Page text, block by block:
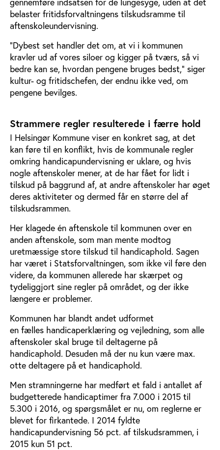
belaster fritidsforvaltningens tilskudsramme til
aftenskoleundervisning.
”Dybest set handler det om, at vi i kommunen
kravler ud af vores siloer og kigger på tværs, så vi
bedre kan se, hvordan pengene bruges bedst,” siger
kultur- og fritidschefen, der endnu ikke ved, om
pengene bevilges.
Strammere regler resulterede i færre hold
I Helsingør Kommune viser en konkret sag, at det
kan føre til en konflikt, hvis de kommunale regler
omkring handicapundervisning er uklare, og hvis
nogle aftenskoler mener, at de har fået for lidt i
tilskud på baggrund af, at andre aftenskoler har øget
deres aktiviteter og dermed får en større del af
tilskudsrammen.
Her klagede én aftenskole til kommunen over en
anden aftenskole, som man mente modtog
uretmæssige store tilskud til handicaphold. Sagen
har været i Statsforvaltningen, som ikke vil føre den
videre, da kommunen allerede har skærpet og
tydeliggjort sine regler på området, og der ikke
længere er problemer.
Kommunen har blandt andet udformet
en fælles handicaperklæring og vejledning, som alle
aftenskoler skal bruge til deltagerne på
handicaphold. Desuden må der nu kun være max.
otte deltagere på et handicaphold.
Men stramningerne har medført et fald i antallet af
budgetterede handicaptimer fra 7.000 i 2015 til
5.300 i 2016, og spørgsmålet er nu, om reglerne er
blevet for firkantede. I 2014 fyldte
handicapundervisning 56 pct. af tilskudsrammen, i
2015 kun 51 pct.